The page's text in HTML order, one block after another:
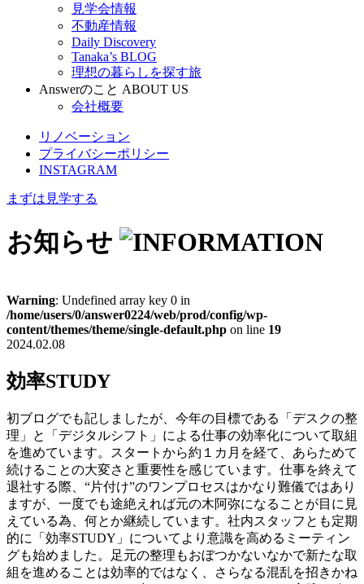
見学会情報
不動産情報
Daily Discovery
Tanaka’s BLOG
理想の暮らしを探す旅
Answerのこと ABOUT US
会社概要
リノベーション
プライバシーポリシー
INSTAGRAM
まずは見学する
お知らせ
Warning: Undefined array key 0 in
/home/users/0/answer0224/web/prod/config/wp-
content/themes/theme/single-default.php on line 19
2024.02.08
効率STUDY
初ブログでも記しましたが、今年の目標である「デスクの整
理」と「デジタルシフト」による仕事の効率化について取組
を進めています。スタートから約１カ月を経て、あらためて
続けることの大変さと重要性を感じています。仕事を終えて
退社する際、“片付け”のワンプロセスはかなり難儀ではあり
ますが、一度でも途絶えれば元の木阿弥になることが目に見
えている為、何とか継続しています。社内スタッフとも定期
的に「効率STUDY」についてより意識を高めるミーティン
グも始めました。足元の整理もおぼつかないなかで新たな取
組を進めることは効率的ではなく、さらなる混乱を招きかね